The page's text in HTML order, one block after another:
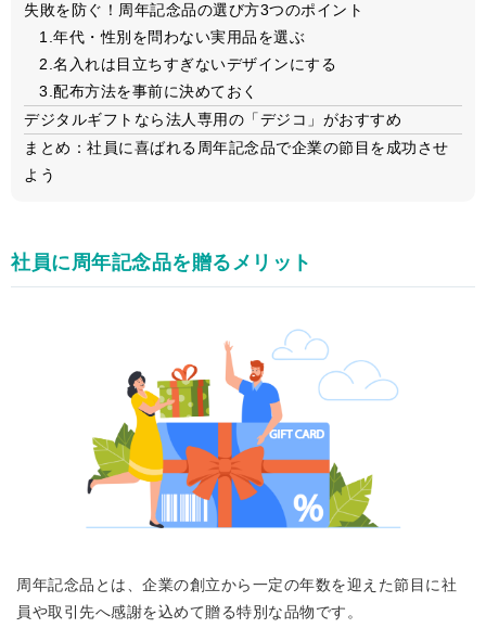
失敗を防ぐ！周年記念品の選び方3つのポイント
1.年代・性別を問わない実用品を選ぶ
2.名入れは目立ちすぎないデザインにする
3.配布方法を事前に決めておく
デジタルギフトなら法人専用の「デジコ」がおすすめ
まとめ：社員に喜ばれる周年記念品で企業の節目を成功させ
よう
社員に周年記念品を贈るメリット
周年記念品とは、企業の創立から一定の年数を迎えた節目に社
員や取引先へ感謝を込めて贈る特別な品物です。